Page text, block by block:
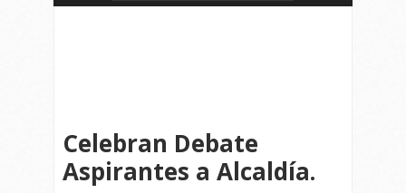
Celebran Debate
Aspirantes a Alcaldía.